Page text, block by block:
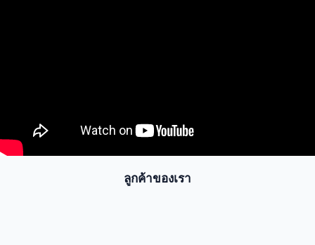
ลูกค้าของเรา